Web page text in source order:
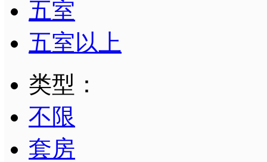
五室
五室以上
类型：
不限
套房